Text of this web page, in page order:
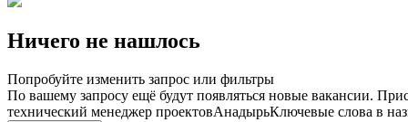
Ничего не нашлось
Попробуйте изменить запрос или фильтры
По вашему запросу ещё будут появляться новые вакансии.
технический менеджер проектовАнадырьКлючевые слова в